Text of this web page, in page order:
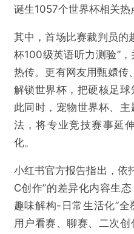
诞生1057个世界杯相关热
其中，首场比赛裁判员的
杯100级英语听力测验”
热传。更有网友用甄嬛传
解锁世界杯，把硬核足
此同时，宠物世界杯、
法，将专业竞技赛事延
化。
小红书官方报告指出，依
C创作”的差异化内容生
趣味解构-日常生活化”
用户看赛、聊赛、二次